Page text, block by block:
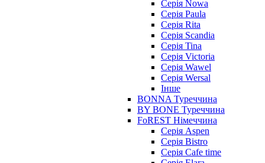
Серія Nowa
Серія Paula
Серія Rita
Серія Scandia
Серія Tina
Серія Victoria
Серія Wawel
Серія Wersal
Інше
BONNA Туреччина
BY BONE Туреччина
FoREST Німеччина
Серія Aspen
Серія Bistro
Серія Cafe time